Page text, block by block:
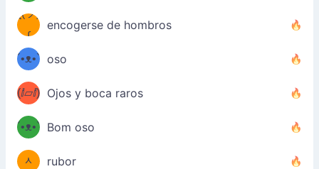
•́)ง
ƪ(ツ)
∫
encogerse de hombros
ʕ
´•ᴥ•`
ʔσ”
oso
(ⅈ▱ⅈ) Ojos y boca raros
ʕ
´•ᴥ•`
ʔσ”
Bom oso
(๑✪
ᆺ
rubor